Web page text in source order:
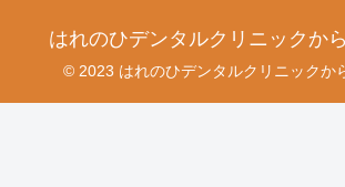
はれのひデンタルクリニックか
© 2023 はれのひデンタルクリニックか